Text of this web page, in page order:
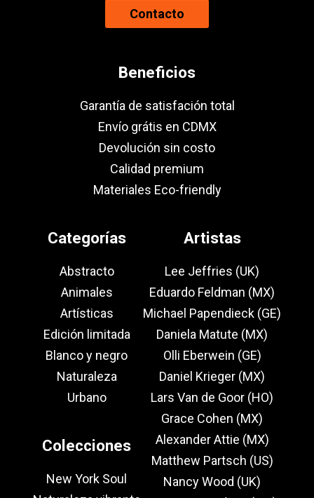
Contacto
Beneficios
Garantía de satisfación total
Envío grátis en CDMX
Devolución sin costo
Calidad premium
Materiales Eco-friendly
Categorías
Abstracto
Animales
Artísticas
Edición limitada
Blanco y negro
Naturaleza
Urbano
Colecciones
New York Soul
Artistas
Lee Jeffries (UK)
Eduardo Feldman (MX)
Michael Papendieck (GE)
Daniela Matute (MX)
Olli Eberwein (GE)
Daniel Krieger (MX)
Lars Van de Goor (HO)
Grace Cohen (MX)
Alexander Attie (MX)
Matthew Partsch (US)
Nancy Wood (UK)